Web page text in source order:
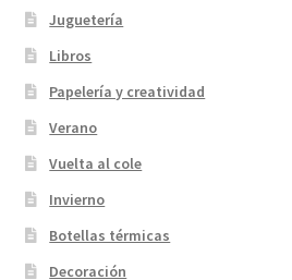
Juguetería
Libros
Papelería y creatividad
Verano
Vuelta al cole
Invierno
Botellas térmicas
Decoración